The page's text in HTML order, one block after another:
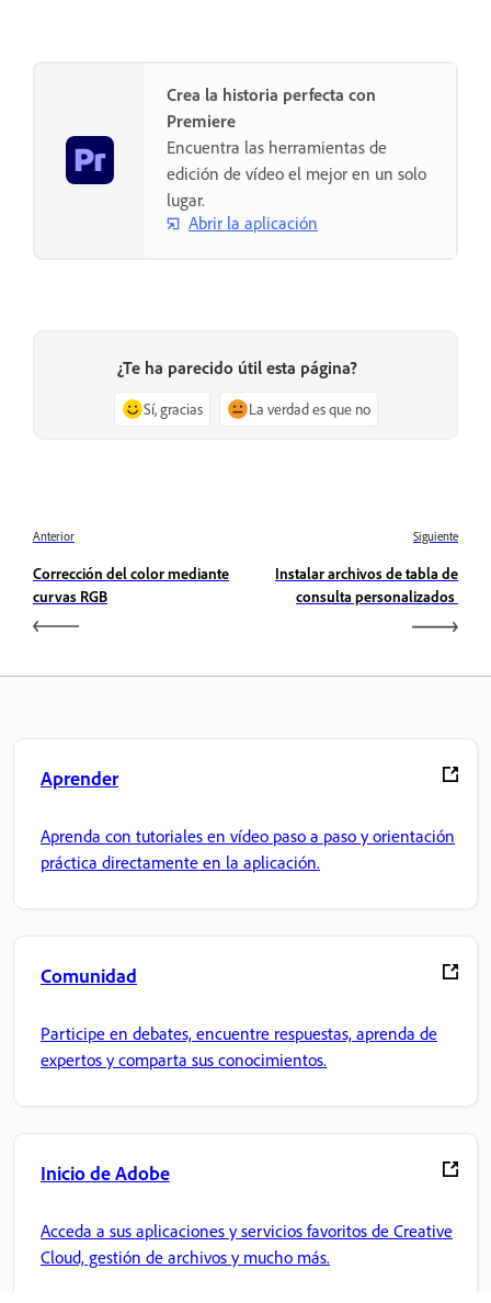
Crea la historia perfecta con
Premiere
Encuentra las herramientas de
edición de vídeo el mejor en un solo
lugar.
Abrir la aplicación
¿Te ha parecido útil esta página?
Sí, gracias La verdad es que no
Anterior
Corrección del color mediante
curvas RGB
Siguiente
Instalar archivos de tabla de
consulta personalizados
Aprender
Aprenda con tutoriales en vídeo paso a paso y orientación
práctica directamente en la aplicación.
Comunidad
Participe en debates, encuentre respuestas, aprenda de
expertos y comparta sus conocimientos.
Inicio de Adobe
Acceda a sus aplicaciones y servicios favoritos de Creative
Cloud, gestión de archivos y mucho más.